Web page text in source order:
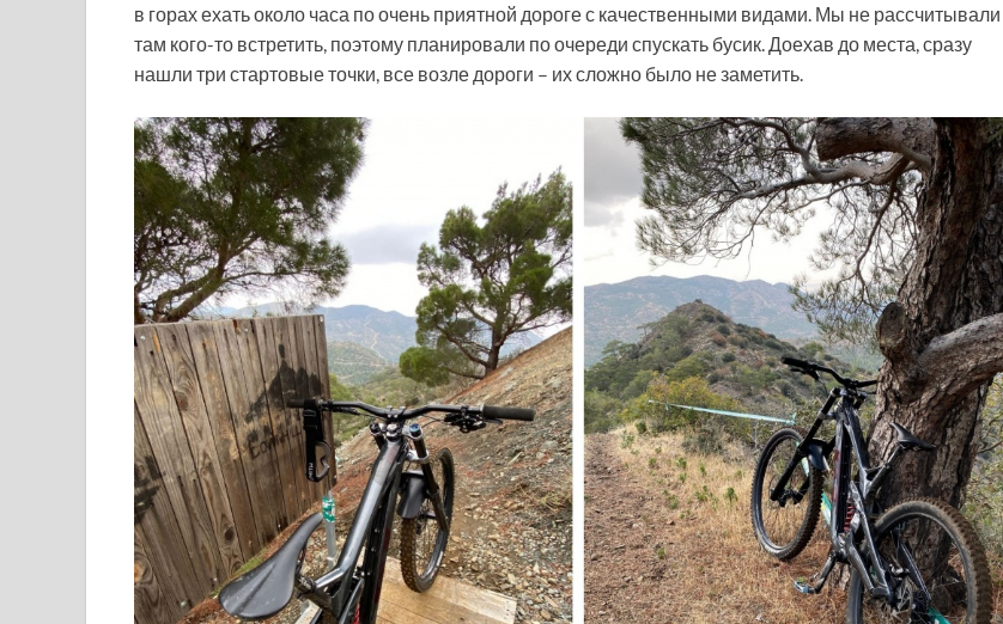
в горах ехать около часа по очень приятной дороге с качественными видами. Мы не рассчитывали
там кого-то встретить, поэтому планировали по очереди спускать бусик. Доехав до места, сразу
нашли три стартовые точки, все возле дороги – их сложно было не заметить.